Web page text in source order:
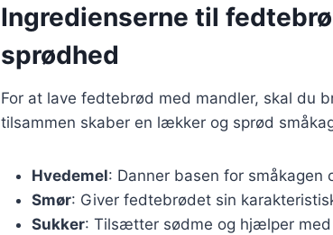
Ingredienserne til
sprødhed
For at lave fedtebrød med mandler, skal du
tilsammen skaber en lækker og sprød
Hvedemel: Danner basen for småkagen
Smør: Giver fedtebrødet sin
Sukker: Tilsætter sødme og hjælper